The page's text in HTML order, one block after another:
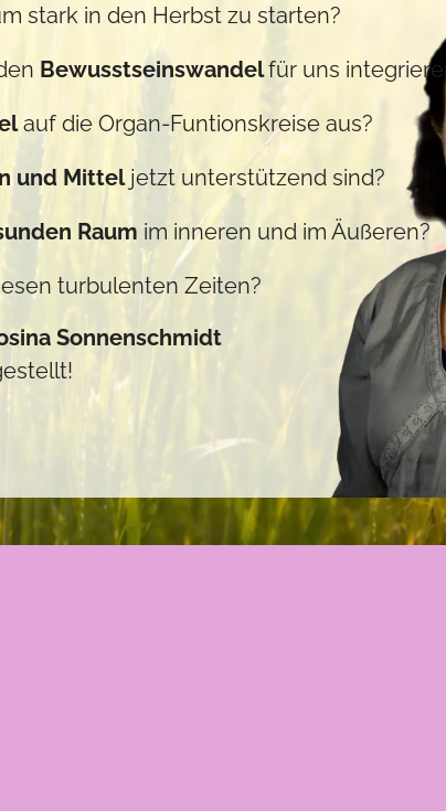
stark in den Herbst zu starten?
Bewusstseinswandelfür uns
auf die Organ-Funtionskreise aus?
und Mitteljetzt unterstützend sind?
Raum im inneren und im Äußeren?
turbulenten Zeiten?
Sonnenschmidt